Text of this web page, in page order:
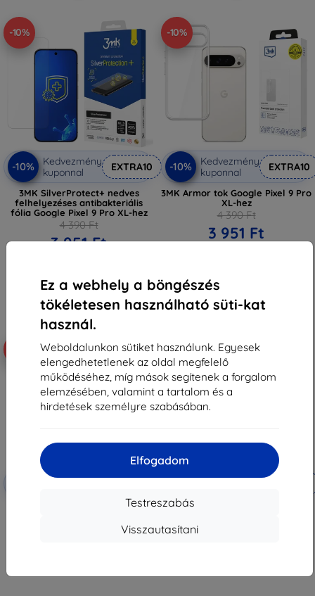
Ez a webhely a böngészés
tökéletesen használható süti-kat
használ.
Weboldalunkon sütiket használunk. Egyesek
elengedhetetlenek az oldal megfelelő
működéséhez, míg mások segítenek a forgalom
elemzésében, valamint a tartalom és a
hirdetések személyre szabásában.
Elfogadom
Testreszabás
Visszautasítani
-10%
-10%
Kedvezmény
kuponnal
EXTRA10
3MK SilverProtect+ nedves
felhelyezéses antibakteriális
fólia Google Pixel 9 Pro XL-hez
4 390 Ft
3 951 Ft
-10%
-10%
Kedvezmény
kuponnal
EXTRA10
3MK Armor tok Google Pixel 9 Pro
XL-hez
4 390 Ft
3 951 Ft
Kedvezmény
3MK ARC+ teljes képernyős fólia
-10%
Kedvezmény
Spigen Glass tR EZ Fit (Privacy) 2